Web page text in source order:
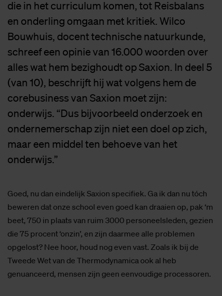
die in het curriculum komen, tot Reisbalans
en onderling omgaan met kritiek. Wilco
Bouwhuis, docent technische natuurkunde,
schreef een opinie van 16.000 woorden over
alles wat hem bezighoudt op Saxion. In deel 5
(van 10), beschrijft hij wat volgens hem de
corebusiness van Saxion moet zijn:
onderwijs. “Dus bijvoorbeeld onderzoek en
ondernemerschap zijn niet een doel op zich,
maar een middel ten behoeve van het
onderwijs.”
Goed, nu dan eindelijk Saxion specifiek. Ga ik dan nu tóch
beweren dat onze school even goed kan draaien op, pak ‘m
beet, 750 in plaats van ruim 3000 personeelsleden, gezien
die 75 procent ‘onzin’, en zijn daarmee alle problemen
opgelost? Nee hoor, houd nog even vast. Zoals ik bij de
Tweede Wet van de Thermodynamica ook al heb
genuanceerd, mensen zijn geen eenvoudige processoren.